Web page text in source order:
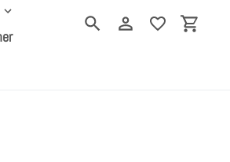
SuchenEinloggen